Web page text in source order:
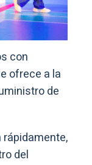
con
ofrece a la
de
del